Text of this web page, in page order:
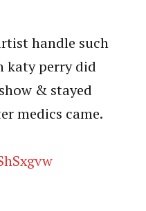
handle such
katy perry did
& stayed
medics came.